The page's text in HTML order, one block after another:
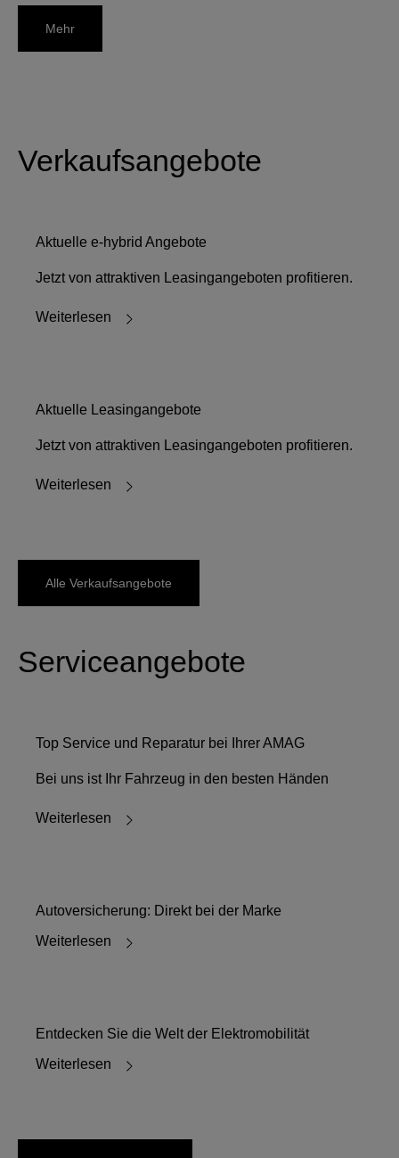
Mehr
Verkaufsangebote
Aktuelle e-hybrid Angebote
Jetzt von attraktiven Leasingangeboten profitieren.
Weiterlesen
Aktuelle Leasingangebote
Jetzt von attraktiven Leasingangeboten profitieren.
Weiterlesen
Alle Verkaufsangebote
Serviceangebote
Top Service und Reparatur bei Ihrer AMAG
Bei uns ist Ihr Fahrzeug in den besten Händen
Weiterlesen
Autoversicherung: Direkt bei der Marke
Weiterlesen
Entdecken Sie die Welt der Elektromobilität
Weiterlesen